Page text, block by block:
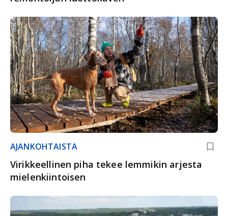
AJANKOHTAISTA
Virikkeellinen piha tekee lemmikin arjesta
mielenkiintoisen